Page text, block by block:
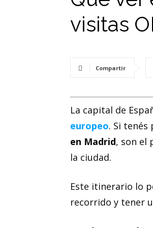
visitas
Compartir
La capital de
europeo. Si
en Madrid, son el
la ciudad.
Este itinerario lo
recorrido y tener